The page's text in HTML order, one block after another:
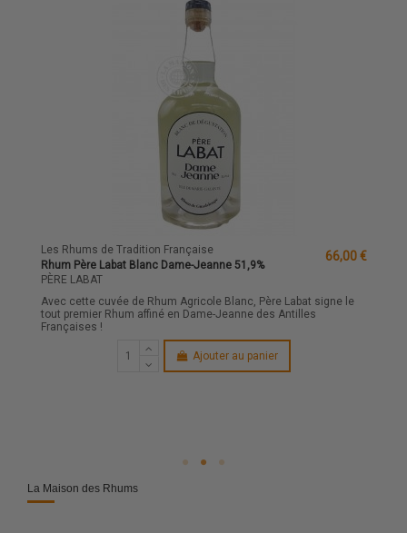
Les Rhums de Tradition Française
Rhum Père Labat Blanc Dame-Jeanne 51,9%
PÈRE LABAT
66,00 €
Avec cette cuvée de Rhum Agricole Blanc, Père Labat signe le
tout premier Rhum affiné en Dame-Jeanne des Antilles
Françaises !
Ajouter au panier
La Maison des Rhums